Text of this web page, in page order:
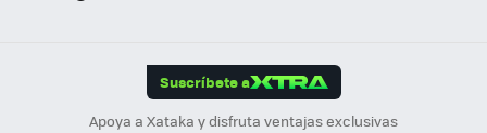
Suscríbete a
Apoya a Xataka y disfruta ventajas exclusivas